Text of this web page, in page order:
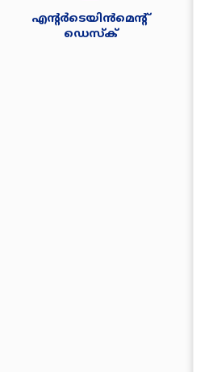
എന്റര്‍ടെയിന്‍മെന്റ്
ഡെസ്‌ക്